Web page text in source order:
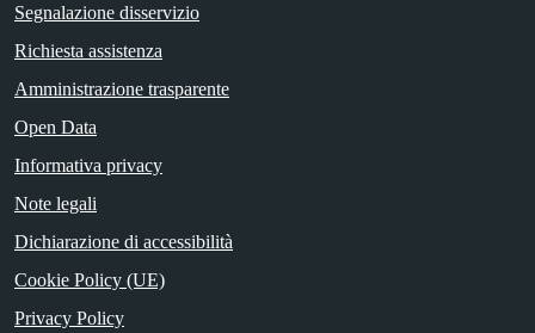
Segnalazione disservizio
Richiesta assistenza
Amministrazione trasparente
Open Data
Informativa privacy
Note legali
Dichiarazione di accessibilità
Cookie Policy (UE)
Privacy Policy